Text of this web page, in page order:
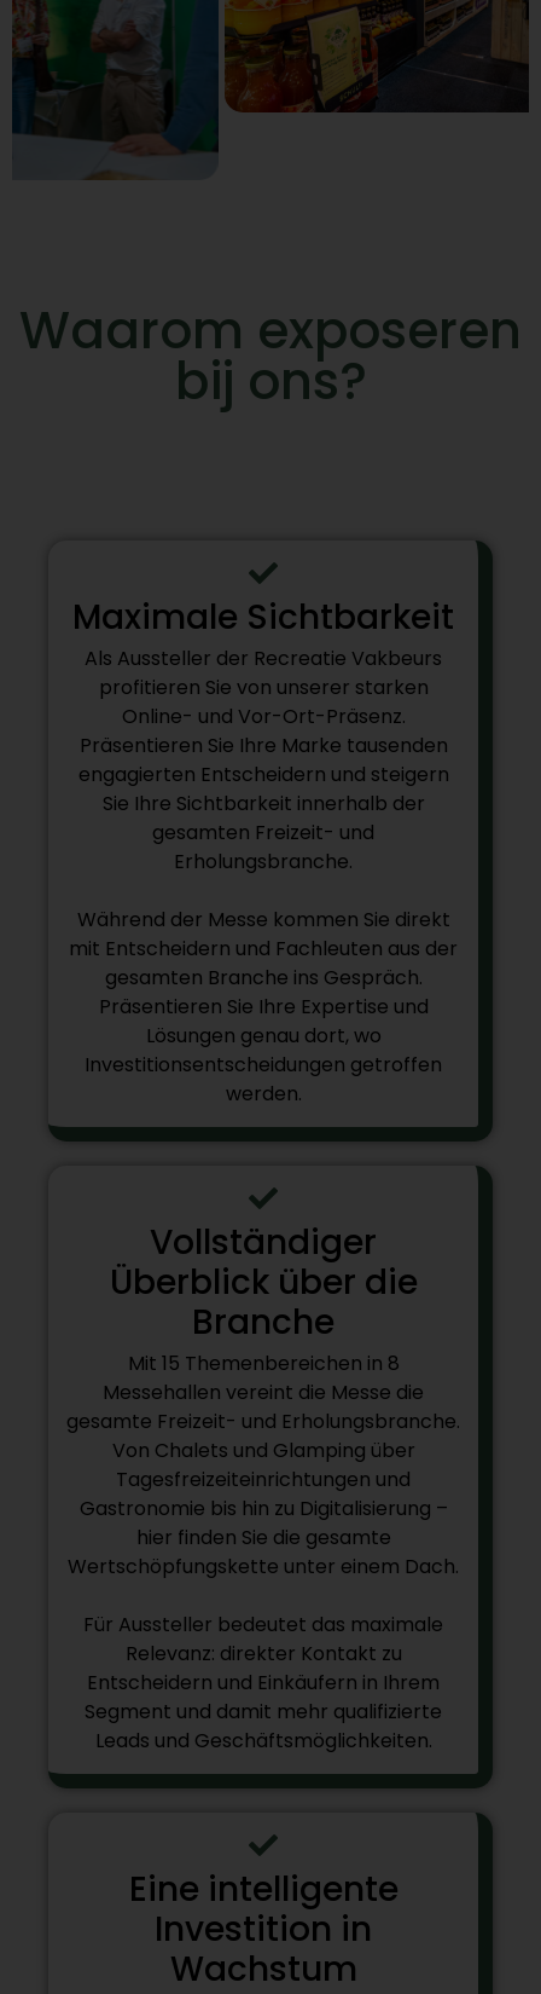
Waarom exposeren
bij ons?
Maximale Sichtbarkeit
Als Aussteller der Recreatie Vakbeurs
profitieren Sie von unserer starken
Online- und Vor-Ort-Präsenz.
Präsentieren Sie Ihre Marke tausenden
engagierten Entscheidern und steigern
Sie Ihre Sichtbarkeit innerhalb der
gesamten Freizeit- und
Erholungsbranche.
Während der Messe kommen Sie direkt
mit Entscheidern und Fachleuten aus der
gesamten Branche ins Gespräch.
Präsentieren Sie Ihre Expertise und
Lösungen genau dort, wo
Investitionsentscheidungen getroffen
werden.
Vollständiger
Überblick über die
Branche
Mit 15 Themenbereichen in 8
Messehallen vereint die Messe die
gesamte Freizeit- und Erholungsbranche.
Von Chalets und Glamping über
Tagesfreizeiteinrichtungen und
Gastronomie bis hin zu Digitalisierung –
hier finden Sie die gesamte
Wertschöpfungskette unter einem Dach.
Für Aussteller bedeutet das maximale
Relevanz: direkter Kontakt zu
Entscheidern und Einkäufern in Ihrem
Segment und damit mehr qualifizierte
Leads und Geschäftsmöglichkeiten.
Eine intelligente
Investition in
Wachstum